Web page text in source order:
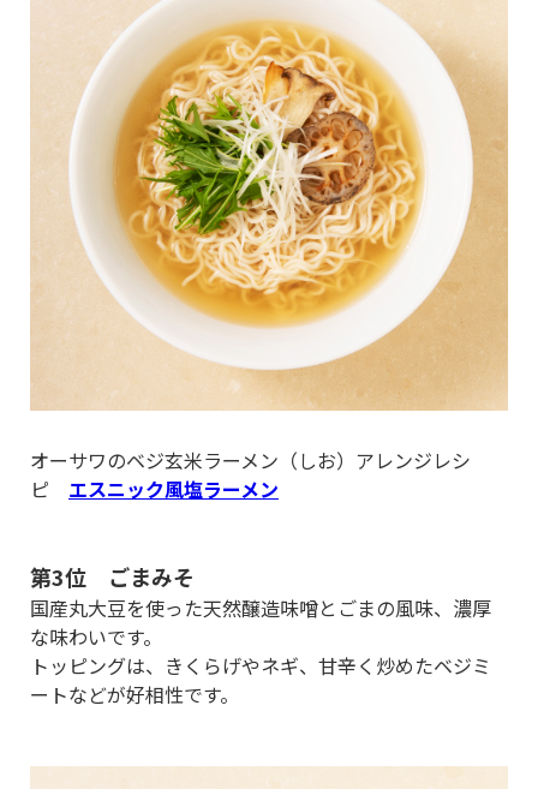
オーサワのベジ玄米ラーメン（しお）アレンジレシ
ピ エスニック風塩ラーメン
第3位 ごまみそ
国産丸大豆を使った天然醸造味噌とごまの風味、濃厚
な味わいです。
トッピングは、きくらげやネギ、甘辛く炒めたベジミ
ートなどが好相性です。